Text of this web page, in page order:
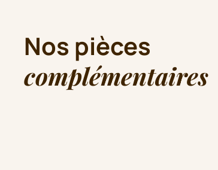
Nos pièces
complémentaires